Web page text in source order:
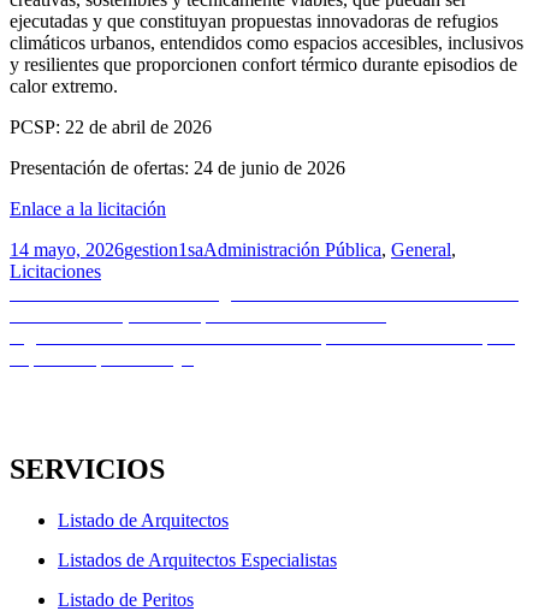
ejecutadas y que constituyan propuestas innovadoras de refugios
climáticos urbanos, entendidos como espacios accesibles, inclusivos
y resilientes que proporcionen confort térmico durante episodios de
calor extremo.
PCSP: 22 de abril de 2026
Presentación de ofertas: 24 de junio de 2026
Enlace a la licitación
Publicado
el
14 mayo, 2026Autor
gestion1saCategorías
Administración Pública, General,
Licitaciones
Navegación
de
entradas
SERVICIOS
Listado de Arquitectos
Listados de Arquitectos Especialistas
Listado de Peritos